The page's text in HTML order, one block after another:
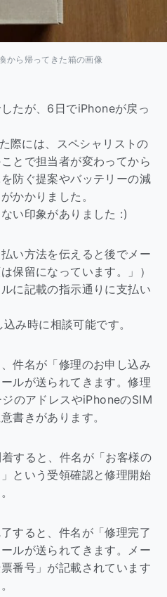
から帰ってきた箱の画像
たが、6日でiPhoneが戻っ
際には、スペシャリストの
とで担当者が変わってから
防ぐ提案やバッテリーの減
かかりました。
い印象がありました :)
い方法を伝えると後でメー
保留になっています。」）
に記載の指示通りに支払い
み時に相談可能です。
件名が「修理のお申し込み
ルが送られてきます。修理
のアドレスやiPhoneのSIM
書きがあります。
すると、件名が「お客様の
という受領確認と修理開始
すると、件名が「修理完了
ルが送られてきます。メー
番号」が記載されています